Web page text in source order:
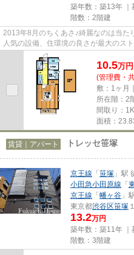
築年数：築13年 ｜
階数：2階建
2013年8月のちくあさ♪綺麗なのは当た
人気の設備、住環境の良さが最大のス
喜んで頂けるのではないでしょ...
10.5万円
(管理費・
敷：1ヶ月
所在階：2
間取り：1K
面積：
賃貸｜アパート トレッセ笹塚
京王線 「笹塚 」駅
小田急小田原線 「
京王線 「幡ヶ谷 」
東京都渋谷区笹塚
13.2万円
築年数：築11年 ｜
階数：3階建